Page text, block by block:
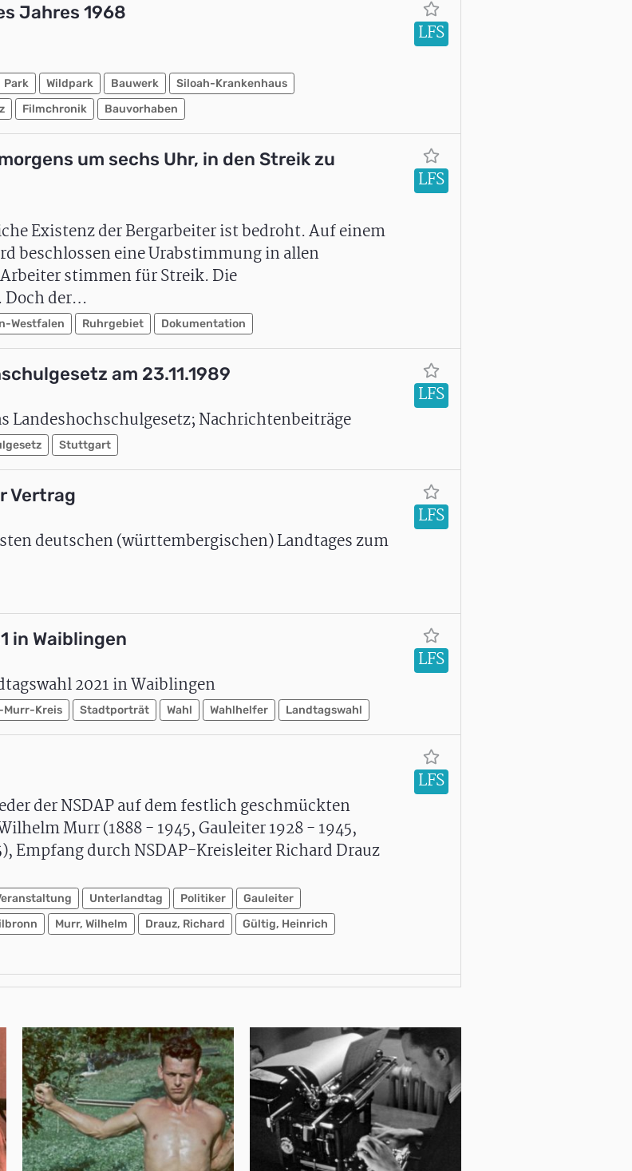
Jahres 1968
Park Wildpark Bauwerk
Siloah-Krankenhaus
Filmchronik Bauvorhaben
LFS
um sechs Uhr, in den Streik zu
Existenz der Bergarbeiter ist bedroht. Auf einem
beschlossen eine Urabstimmung in allen
stimmen für Streik. Die
Doch der…
Westfalen Ruhrgebiet Dokumentation
LFS
am 23.11.1989
Landeshochschulgesetz; Nachrichtenbeiträge
Stuttgart
LFS
Vertrag
deutschen (württembergischen) Landtages zum
LFS
in Waiblingen
2021 in Waiblingen
Murr-Kreis Stadtporträt Wahl Wahlhelfer Landtagswahl
LFS
der NSDAP auf dem festlich geschmückten
Murr (1888 - 1945, Gauleiter 1928 - 1945,
Empfang durch NSDAP-Kreisleiter Richard Drauz
Unterlandtag Politiker
Gauleiter
Murr, Wilhelm Drauz, Richard
Gültig, Heinrich
LFS